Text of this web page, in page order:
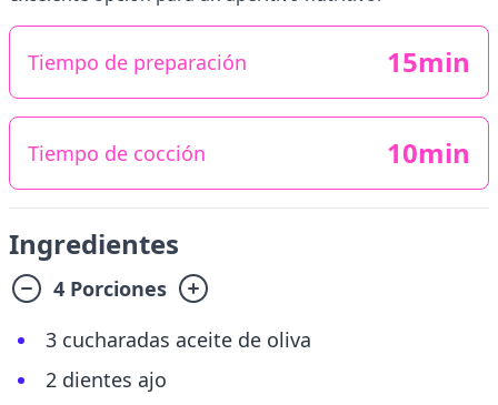
Tiempo de preparación 15min
Tiempo de cocción 10min
Ingredientes
4 Porciones
3 cucharadas aceite de oliva
2 dientes ajo